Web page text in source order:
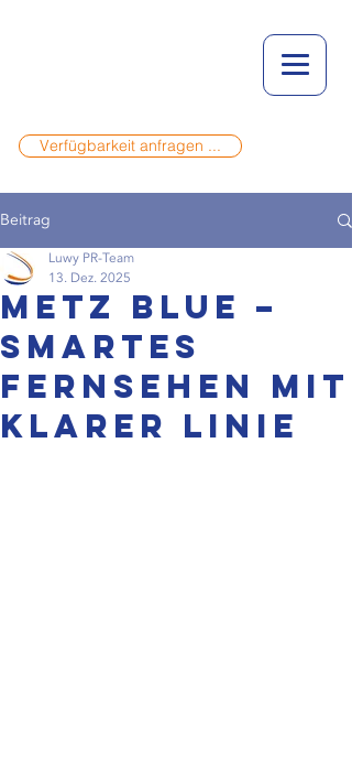
Verfügbarkeit anfragen ...
Beitrag
Metz Blue –
smartes
Fernsehen mit
klarer Linie
Luwy PR-Team
13. Dez. 2025